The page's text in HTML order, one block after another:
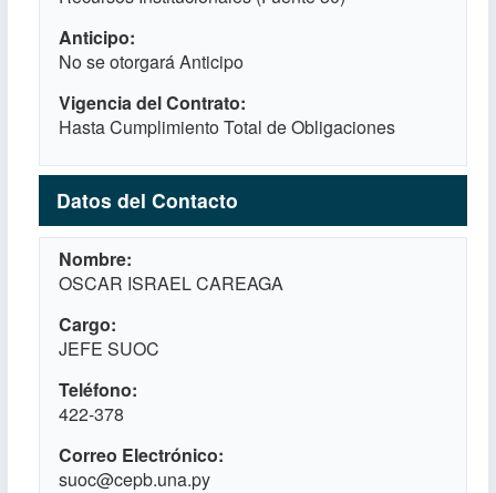
Anticipo
No se otorgará Anticipo
Vigencia del Contrato
Hasta Cumplimiento Total de Obligaciones
Datos del Contacto
Nombre
OSCAR ISRAEL CAREAGA
Cargo
JEFE SUOC
Teléfono
422-378
Correo Electrónico
suoc@cepb.una.py